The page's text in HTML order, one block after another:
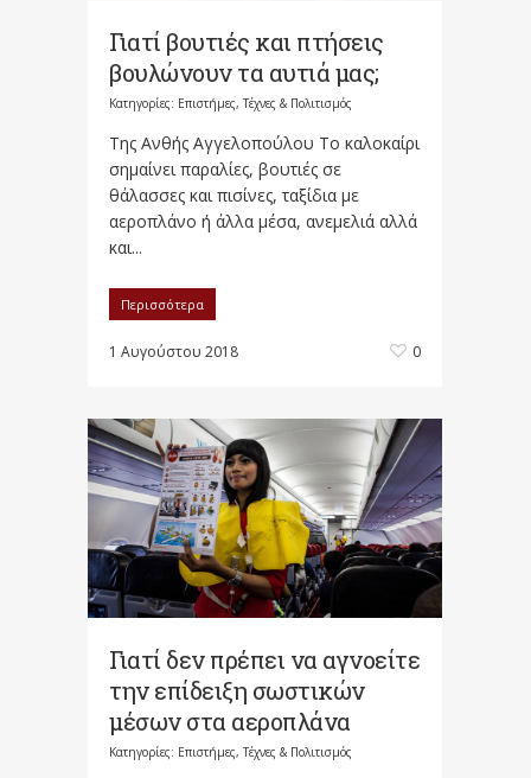
Γιατί βουτιές και πτήσεις
βουλώνουν τα αυτιά μας;
Κατηγορίες: Επιστήμες, Τέχνες & Πολιτισμός
Της Ανθής Αγγελοπούλου Το καλοκαίρι
σημαίνει παραλίες, βουτιές σε
θάλασσες και πισίνες, ταξίδια με
αεροπλάνο ή άλλα μέσα, ανεμελιά αλλά
και...
Περισσότερα
1 Αυγούστου 2018 0
Γιατί δεν πρέπει να αγνοείτε
την επίδειξη σωστικών
μέσων στα αεροπλάνα
Κατηγορίες: Επιστήμες, Τέχνες & Πολιτισμός